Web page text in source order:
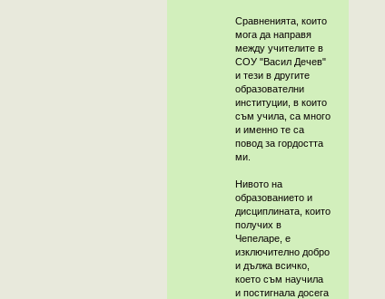
Сравненията, които
мога да направя
между учителите в
СОУ "Васил Дечев"
и тези в другите
образователни
институции, в които
съм учила, са много
и именно те са
повод за гордостта
ми.
Нивото на
образованието и
дисциплината, които
получих в
Чепеларе, е
изключително добро
и дължа всичко,
което съм научила
и постигнала досега